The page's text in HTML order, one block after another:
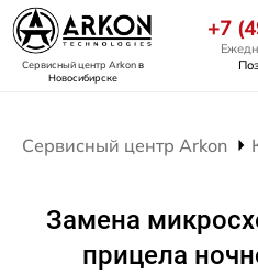
Сервисный центр Arkonв
Новосибирске
+7
Сервисный центр Arkon
Замена
прицела